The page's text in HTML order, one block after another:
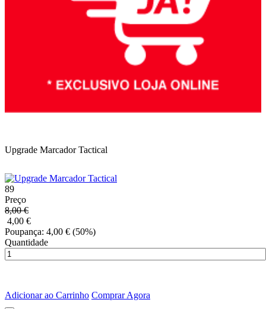
Upgrade Marcador Tactical
89
Preço
8,00 €
4,00 €
Poupança: 4,00 € (50%)
Quantidade
Adicionar ao Carrinho Comprar Agora